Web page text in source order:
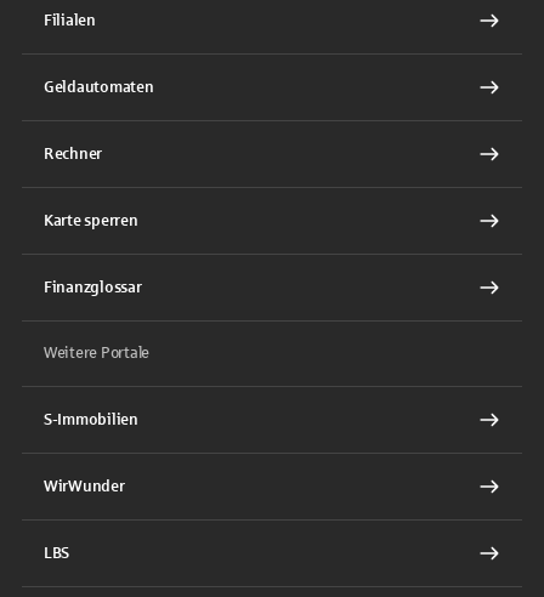
Filialen
Geldautomaten
Rechner
Karte sperren
Finanzglossar
Weitere Portale
S-Immobilien
WirWunder
LBS